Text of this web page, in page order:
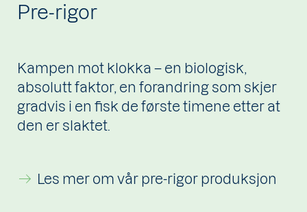
Pre-rigor
Kampen mot klokka – en biologisk,
absolutt faktor, en forandring som skjer
gradvis i en fisk de første timene etter at
den er slaktet.
Les mer om vår pre-rigor produksjon